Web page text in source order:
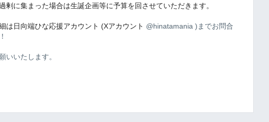
剰に集まった場合は生誕企画等に予算を回させていただきます。
は日向端ひな応援アカウント (Xアカウント @hinatamania )までお問合
いいたします。